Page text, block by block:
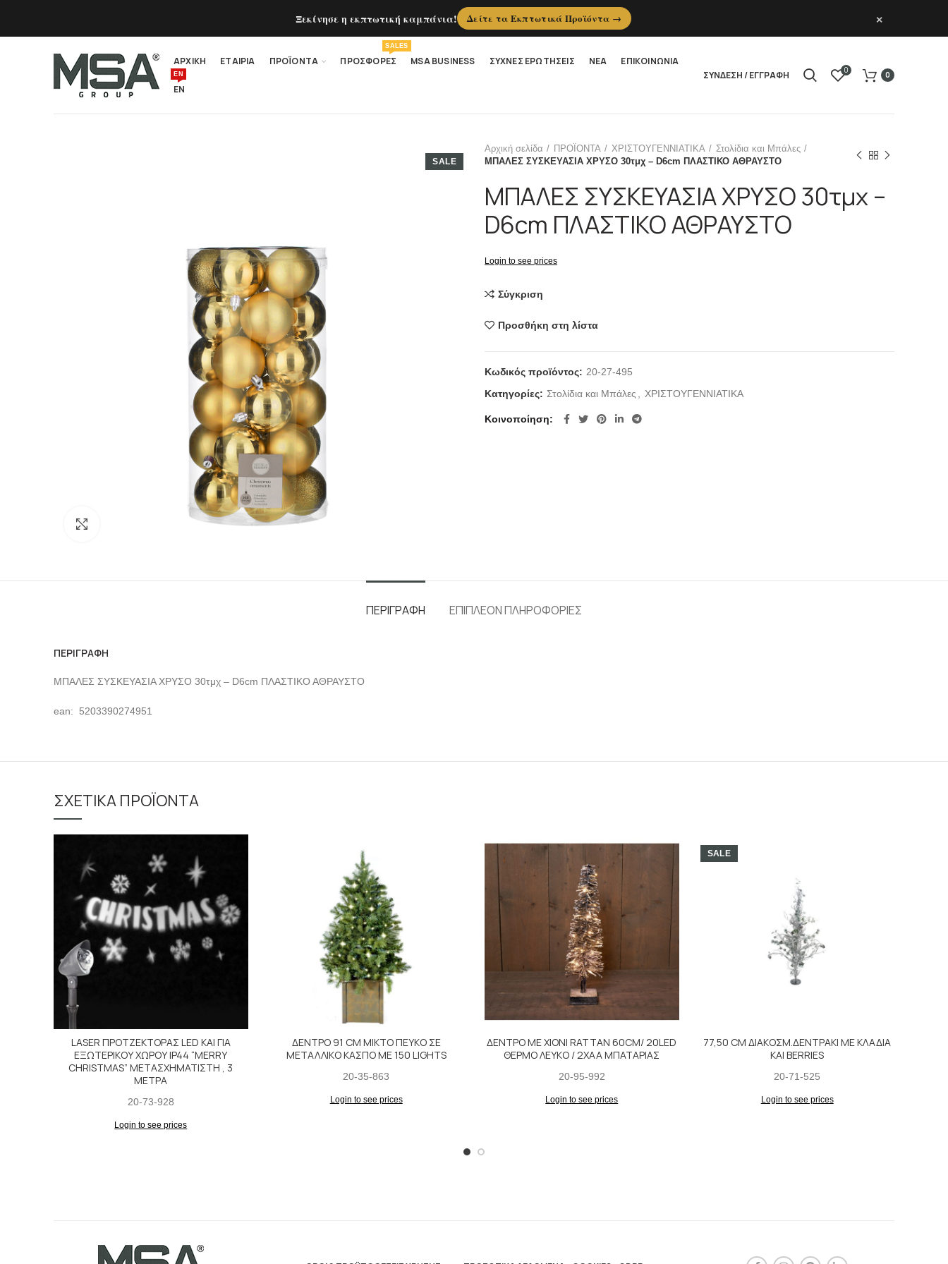
ΑΡΧΙΚΗ ΕΤΑΙΡΙΑ ΠΡΟΪΟΝΤΑ ΠΡΟΣΦΟΡΕΣ
SALES
MSA BUSINESS ΣΥΧΝΕΣ ΕΡΩΤΗΣΕΙΣ ΝΕΑ ΕΠΙΚΟΙΝΩΝΙΑ
EN
EN ΣΥΝΔΕΣΗ / ΕΓΓΡΑΦΗ 0
0
SALE
Αρχική σελίδα ΠΡΟΪΟΝΤΑ ΧΡΙΣΤΟΥΓΕΝΝΙΑΤΙΚΑ
Στολίδια και Μπάλες
ΜΠΑΛΕΣ ΣΥΣΚΕΥΑΣΙΑ ΧΡΥΣΟ 30τμχ – D6cm ΠΛΑΣΤΙΚΟ ΑΘΡΑΥΣΤΟ
ΜΠΑΛΕΣ ΣΥΣΚΕΥΑΣΙΑ ΧΡΥΣΟ 30τμχ –
D6cm ΠΛΑΣΤΙΚΟ ΑΘΡΑΥΣΤΟ
Login to see prices
Σύγκριση
Προσθήκη στη λίστα
Κωδικός προϊόντος: 20-27-495
Κατηγορίες: Στολίδια και Μπάλες ΧΡΙΣΤΟΥΓΕΝΝΙΑΤΙΚΑ
Κοινοποίηση
ΠΕΡΙΓΡΑΦΉ ΕΠΙΠΛΈΟΝ ΠΛΗΡΟΦΟΡΊΕΣ
ΠΕΡΙΓΡΑΦΉ
ΜΠΑΛΕΣ ΣΥΣΚΕΥΑΣΙΑ ΧΡΥΣΟ 30τμχ – D6cm ΠΛΑΣΤΙΚΟ ΑΘΡΑΥΣΤΟ
ean: 5203390274951
ΣΧΕΤΙΚΆ ΠΡΟΪΌΝΤΑ
LASER ΠΡΟΤΖΕΚΤΟΡΑΣ LED KAI ΓΙΑ
ΕΞΩΤΕΡΙΚΟΥ ΧΩΡΟΥ IP44 “MERRY
CHRISTMAS” ΜΕΤΑΣΧΗΜΑΤΙΣΤΗ , 3
ΜΕΤΡΑ
20-73-928
Login to see prices
ΔΕΝΤΡΟ 91 CM ΜΙΚΤΟ ΠΕΥΚΟ ΣΕ
ΜΕΤΑΛΛΙΚΟ ΚΑΣΠΟ ΜΕ 150 LIGHTS
20-35-863
Login to see prices
ΔΕΝΤΡΟ ΜΕ ΧΙΟΝΙ RATTAN 60CM/ 20LED
ΘΕΡΜΟ ΛΕΥΚΟ / 2ΧAA ΜΠΑΤΑΡΙΑΣ
20-95-992
Login to see prices
SALE
77,50 CM ΔΙΑΚΟΣΜ.ΔΕΝΤΡΑΚΙ ΜΕ ΚΛΑΔΙΑ
ΚΑΙ BERRIES
20-71-525
Login to see prices
Ξεκίνησε η εκπτωτική καμπάνια! Δείτε τα Εκπτωτικά Προϊόντα → ×